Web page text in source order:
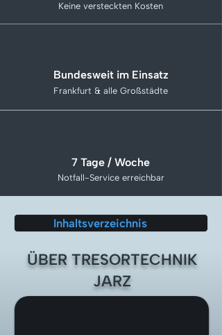
Keine versteckten Kosten
Bundesweit im Einsatz
Frankfurt & alle Großstädte
7 Tage / Woche
Notfall-Service erreichbar
Inhaltsverzeichnis
ÜBER TRESORTECHNIK
JARZ